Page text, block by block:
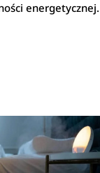
energetycznej.